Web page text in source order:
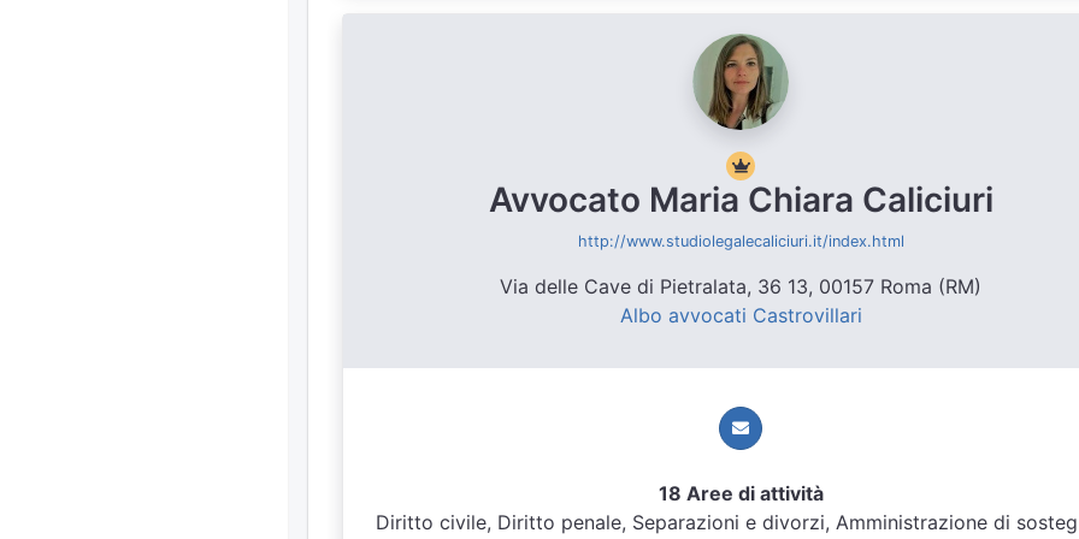
Avvocato Maria Chiara Caliciuri
http://www.studiolegalecaliciuri.it/index.html
Via delle Cave di Pietralata, 36 13, 00157 Roma (RM)
Albo avvocati Castrovillari
18 Aree di attività
Diritto civile, Diritto penale, Separazioni e divorzi, Amministrazione di